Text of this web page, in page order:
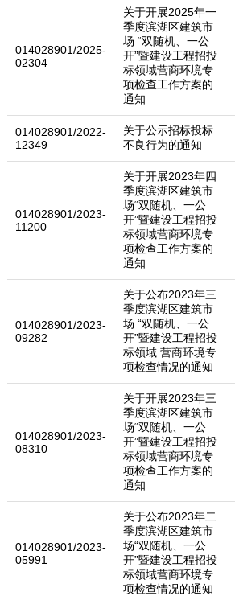
014028901/2025-
02304
关于开展2025年一
季度滨湖区建筑市
场 “双随机、一公
开”暨建设工程招投
标领域营商环境专
项检查工作方案的
通知
014028901/2022-
12349
关于公示招标投标
不良行为的通知
014028901/2023-
11200
关于开展2023年四
季度滨湖区建筑市
场“双随机、一公
开”暨建设工程招投
标领域营商环境专
项检查工作方案的
通知
014028901/2023-
09282
关于公布2023年三
季度滨湖区建筑市
场 “双随机、一公
开”暨建设工程招投
标领域 营商环境专
项检查情况的通知
014028901/2023-
08310
关于开展2023年三
季度滨湖区建筑市
场“双随机、一公
开”暨建设工程招投
标领域营商环境专
项检查工作方案的
通知
014028901/2023-
05991
关于公布2023年二
季度滨湖区建筑市
场“双随机、一公
开”暨建设工程招投
标领域营商环境专
项检查情况的通知